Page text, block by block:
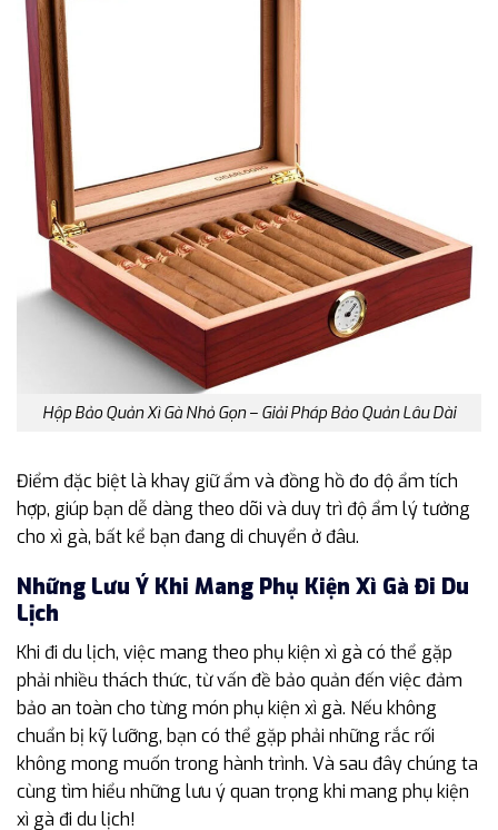
Hộp Bảo Quản Xì Gà Nhỏ Gọn – Giải Pháp Bảo Quản Lâu Dài
Điểm đặc biệt là khay giữ ẩm và đồng hồ đo độ ẩm tích
hợp, giúp bạn dễ dàng theo dõi và duy trì độ ẩm lý tưởng
cho xì gà, bất kể bạn đang di chuyển ở đâu.
Những Lưu Ý Khi Mang Phụ Kiện Xì Gà Đi Du
Lịch
Khi đi du lịch, việc mang theo phụ kiện xì gà có thể gặp
phải nhiều thách thức, từ vấn đề bảo quản đến việc đảm
bảo an toàn cho từng món phụ kiện xì gà. Nếu không
chuẩn bị kỹ lưỡng, bạn có thể gặp phải những rắc rối
không mong muốn trong hành trình. Và sau đây chúng ta
cùng tìm hiểu những lưu ý quan trọng khi mang phụ kiện
xì gà đi du lịch!